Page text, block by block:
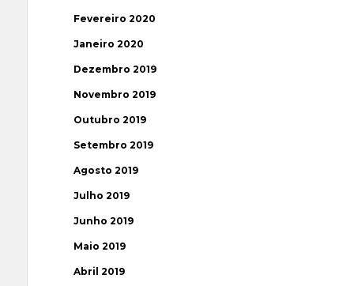
Fevereiro 2020
Janeiro 2020
Dezembro 2019
Novembro 2019
Outubro 2019
Setembro 2019
Agosto 2019
Julho 2019
Junho 2019
Maio 2019
Abril 2019